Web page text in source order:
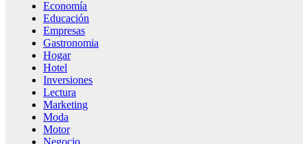
Economía
Educación
Empresas
Gastronomia
Hogar
Hotel
Inversiones
Lectura
Marketing
Moda
Motor
Negocio